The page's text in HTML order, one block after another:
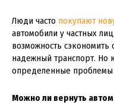
Люди часто покупают
автомобили у частных
возможность
надежный транспорт. Но
определенные
Можно ли вернуть